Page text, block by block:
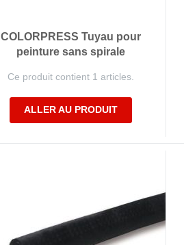
COLORPRESS Tuyau pour
peinture sans spirale
Ce produit contient 1 articles.
ALLER AU PRODUIT